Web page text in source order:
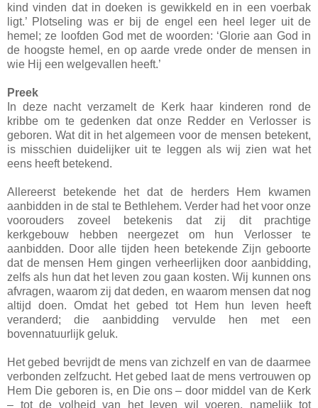
kind vinden dat in doeken is gewikkeld en in een voerbak
ligt.’ Plotseling was er bij de engel een heel leger uit de
hemel; ze loofden God met de woorden: ‘Glorie aan God in
de hoogste hemel, en op aarde vrede onder de mensen in
wie Hij een welgevallen heeft.’
Preek
In deze nacht verzamelt de Kerk haar kinderen rond de
kribbe om te gedenken dat onze Redder en Verlosser is
geboren. Wat dit in het algemeen voor de mensen betekent,
is misschien duidelijker uit te leggen als wij zien wat het
eens heeft betekend.
Allereerst betekende het dat de herders Hem kwamen
aanbidden in de stal te Bethlehem. Verder had het voor onze
voorouders zoveel betekenis dat zij dit prachtige
kerkgebouw hebben neergezet om hun Verlosser te
aanbidden. Door alle tijden heen betekende Zijn geboorte
dat de mensen Hem gingen verheerlijken door aanbidding,
zelfs als hun dat het leven zou gaan kosten. Wij kunnen ons
afvragen, waarom zij dat deden, en waarom mensen dat nog
altijd doen. Omdat het gebed tot Hem hun leven heeft
veranderd; die aanbidding vervulde hen met een
bovennatuurlijk geluk.
Het gebed bevrijdt de mens van zichzelf en van de daarmee
verbonden zelfzucht. Het gebed laat de mens vertrouwen op
Hem Die geboren is, en Die ons – door middel van de Kerk
– tot de volheid van het leven wil voeren, namelijk tot